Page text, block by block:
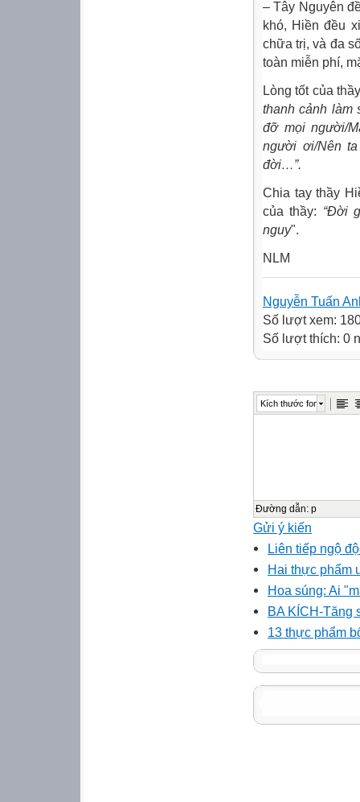
– Tây Nguyên
khó, Hiền đều
chữa trị, và đa
toàn miễn phí,
Lòng tốt của
thanh cảnh làm
đỡ mọi người/
người ơi/Nên
đời…”.
Chia tay thầy
của thầy: “Đời
nguy".
NLM
Nguyễn Tuấn
Số lượt xem:
Số lượt thích: 0
Kích thước font
Đường dẫn: p
Gửi ý kiến
Liên tiếp ngộ
Hai thực phẩm
Hoa súng: Ai
BA KÍCH-Tăng
13 thực phẩm